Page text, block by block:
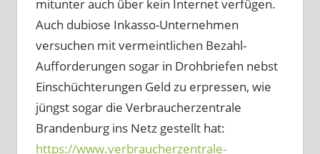
mitunter auch über kein Internet verfügen.
Auch dubiose Inkasso-Unternehmen
versuchen mit vermeintlichen Bezahl-
Aufforderungen sogar in Drohbriefen nebst
Einschüchterungen Geld zu erpressen, wie
jüngst sogar die Verbraucherzentrale
Brandenburg ins Netz gestellt hat:
https://www.verbraucherzentrale-